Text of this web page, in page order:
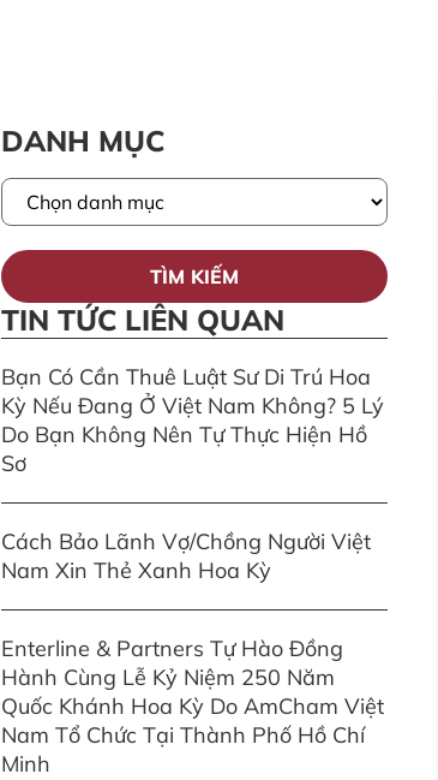
DANH MỤC
TÌM KIẾM
TIN TỨC LIÊN QUAN
Bạn Có Cần Thuê Luật Sư Di Trú Hoa
Kỳ Nếu Đang Ở Việt Nam Không? 5 Lý
Do Bạn Không Nên Tự Thực Hiện Hồ
Sơ
Cách Bảo Lãnh Vợ/Chồng Người Việt
Nam Xin Thẻ Xanh Hoa Kỳ
Enterline & Partners Tự Hào Đồng
Hành Cùng Lễ Kỷ Niệm 250 Năm
Quốc Khánh Hoa Kỳ Do AmCham Việt
Nam Tổ Chức Tại Thành Phố Hồ Chí
Minh